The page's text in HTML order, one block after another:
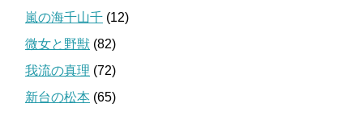
嵐の海千山千 (12)
微女と野獣 (82)
我流の真理 (72)
新台の松本 (65)